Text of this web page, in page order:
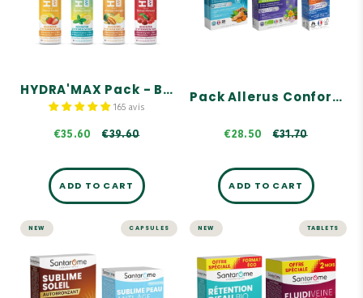
HYDRA'MAX Pack - Best Sellers & New Products
165 avis
€35.60 €39.60
100% natural flavors
Made in France
ADD TO CART
Pack Allerus Confort Saisonnier
€28.50 €31.70
Seasonal comfort
ADD TO CART
NEW CAPSULES
Pack Peau
Sublime & Dorée
- Autobronzant
NEW TABLETS
Light Legs Pack -
Special Offer
A complementary duo